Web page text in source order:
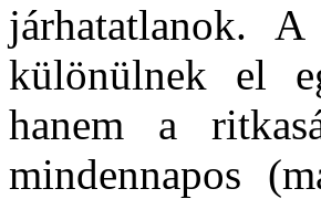
járhatatlanok.
különülnek el
hanem a
mindennapos